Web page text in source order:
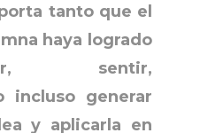
tanto que el
haya logrado
sentir,
incluso generar
y aplicarla en